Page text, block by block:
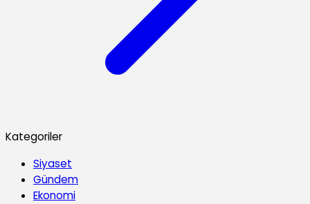
Kategoriler
Siyaset
Gündem
Ekonomi